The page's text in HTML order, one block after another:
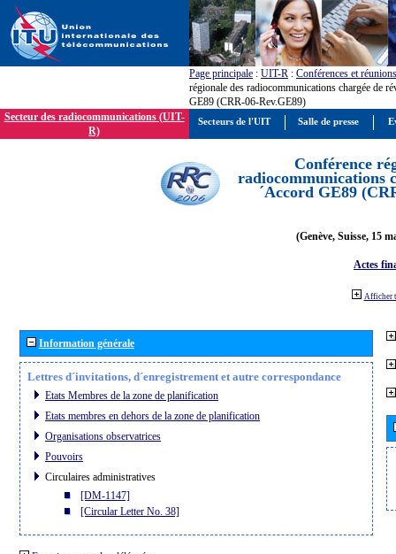
Page principale : UIT-R : Conférences et réunions
régionale des radiocommunications chargée de
GE89 (CRR-06-Rev.GE89)
Secteur des radiocommunications (UIT-
R)
Conférence
radiocommunications
´Accord GE89
(Genève, Suisse, 15
Actes
Afficher
Information générale
Lettres d´invitations, d´enregistrement et autre correspondance
Etats Membres de la zone de planification
Etats membres en dehors de la zone de planification
Organisations observatrices
Pouvoirs
Circulaires administratives
[DM-1147]
[Circular Letter No. 38]
Secteurs de l'UIT Salle de presse